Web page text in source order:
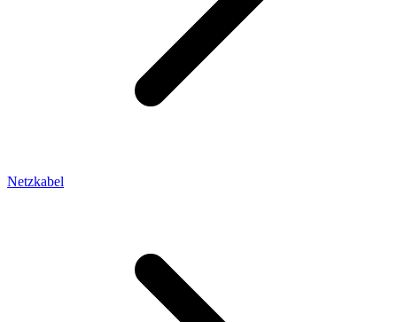
Netzkabel